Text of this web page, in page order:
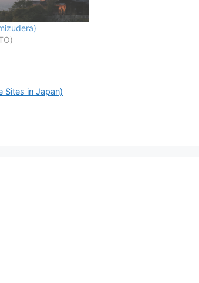
Sites in Japan)